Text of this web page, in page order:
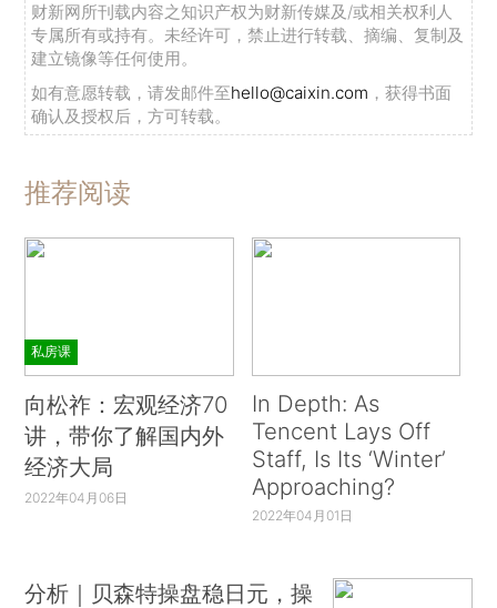
财新网所刊载内容之知识产权为财新传媒及/或相关权利人
专属所有或持有。未经许可，禁止进行转载、摘编、复制及
建立镜像等任何使用。
如有意愿转载，请发邮件至hello@caixin.com ，获得书面
确认及授权后，方可转载。
推荐阅读
私房课
向松祚：宏观经济70
讲，带你了解国内外
经济大局
2022年04月06日
In Depth: As
Tencent Lays Off
Staff, Is Its ‘Winter’
Approaching?
2022年04月01日
分析｜贝森特操盘稳日元，操